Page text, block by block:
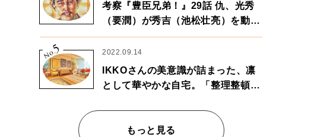
考察『豊臣兄弟！』29話 仇、光秀
（要潤）が秀吉（池松壮亮）を動か
す。天下に向けた兄弟の分岐点。
No.
5 2022.09.14
IKKOさんの美意識が詰まった、凛
として華やかな自宅。「整理整頓は
もっと見る